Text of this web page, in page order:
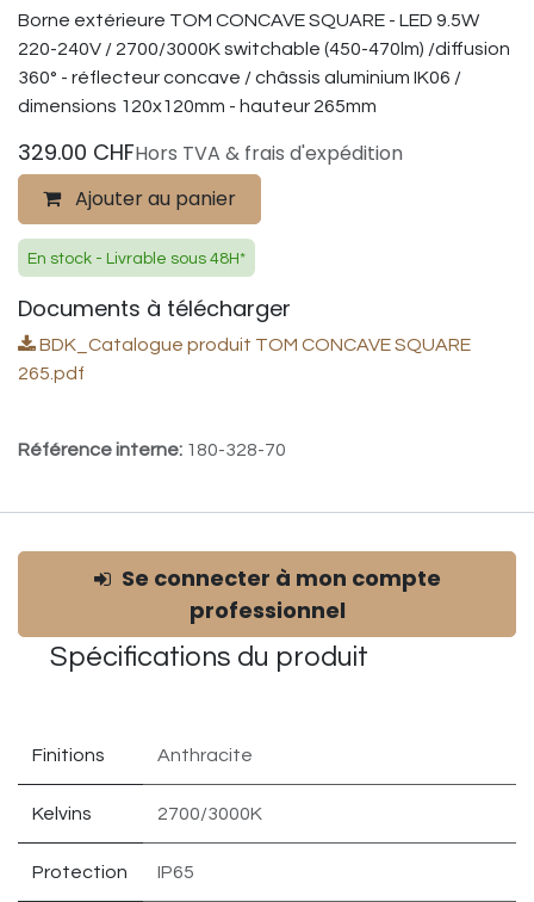
Borne extérieure TOM CONCAVE SQUARE - LED 9.5W
220-240V / 2700/3000K switchable (450-470lm) /diffusion
360° - réflecteur concave / châssis aluminium IK06 /
dimensions 120x120mm - hauteur 265mm
329.00 CHFHors TVA & frais d'expédition
Ajouter au panier
En stock - Livrable sous 48H*
Documents à télécharger
BDK_Catalogue produit TOM CONCAVE SQUARE
265.pdf
Référence interne: 180-328-70
Se connecter à mon compte
professionnel
Spécifications du produit
Finitions Anthracite
Kelvins 2700/3000K
Protection IP65